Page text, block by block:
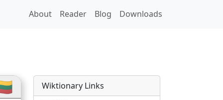
About Reader Blog Downloads
Wiktionary Links